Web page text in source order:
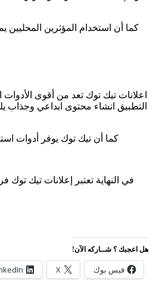
كما أن استخدام المؤثرين المحليين
اعلانات تيك توك تعد من أقوى
التطبيق انشاء محتوى ابداعي وجذاب
كما أن تيك توك يوفر أدوات
في النهاية تعتبر إعلانات تيك
هل اعجبك ؟ شــاركه الآن!
فيس بوك X